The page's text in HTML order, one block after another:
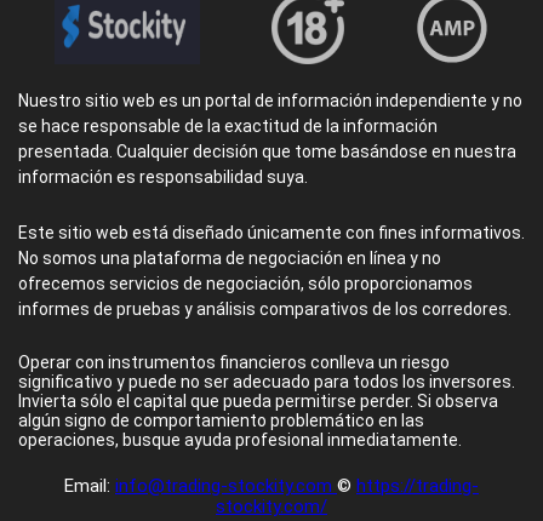
Nuestro sitio web es un portal de información independiente y no
se hace responsable de la exactitud de la información
presentada. Cualquier decisión que tome basándose en nuestra
información es responsabilidad suya.
Este sitio web está diseñado únicamente con fines informativos.
No somos una plataforma de negociación en línea y no
ofrecemos servicios de negociación, sólo proporcionamos
informes de pruebas y análisis comparativos de los corredores.
Operar con instrumentos financieros conlleva un riesgo
significativo y puede no ser adecuado para todos los inversores.
Invierta sólo el capital que pueda permitirse perder. Si observa
algún signo de comportamiento problemático en las
operaciones, busque ayuda profesional inmediatamente.
Email: info@trading-stockity.com © https://trading-
stockity.com/